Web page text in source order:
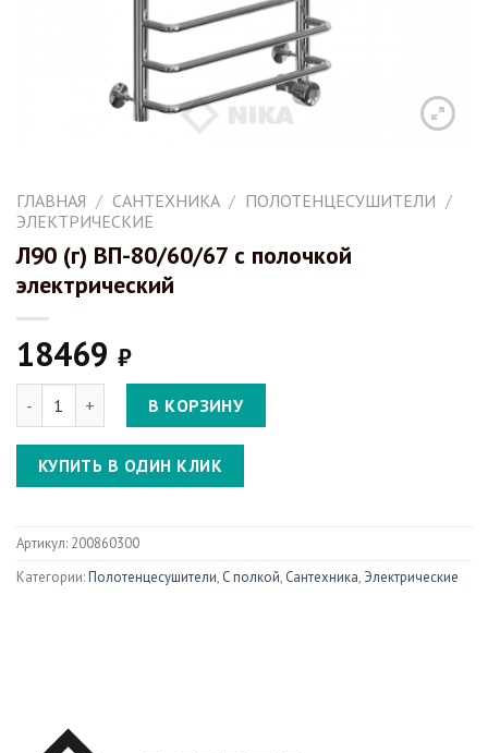
ГЛАВНАЯ / САНТЕХНИКА / ПОЛОТЕНЦЕСУШИТЕЛИ /
ЭЛЕКТРИЧЕСКИЕ
Л90 (г) ВП-80/60/67 с полочкой
электрический
18469 ₽
Количество Л90 (г) ВП-80/60/67 с полочкой электрический
В КОРЗИНУ
КУПИТЬ В ОДИН КЛИК
Артикул: 200860300
Категории:Полотенцесушители, С полкой, Сантехника, Электрические